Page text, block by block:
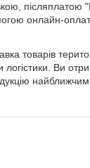
післяплатою
онлайн-
товарів
логістики. Ви